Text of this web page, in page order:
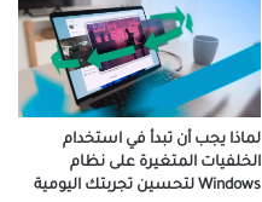
لماذا يجب أن تبدأ في استخدام
الخلفيات المتغيرة على نظام
Windows لتحسين تجربتك اليومية